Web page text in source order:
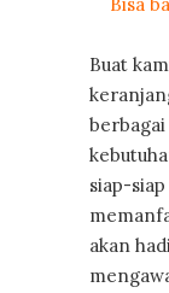
Buat
siap-
akan